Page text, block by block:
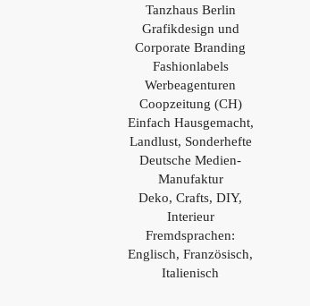
Tanzhaus Berlin
Grafikdesign und
Corporate Branding
Fashionlabels
Werbeagenturen
Coopzeitung (CH)
Einfach Hausgemacht,
Landlust, Sonderhefte
Deutsche Medien-
Manufaktur
Deko, Crafts, DIY,
Interieur
Fremdsprachen:
Englisch, Französisch,
Italienisch